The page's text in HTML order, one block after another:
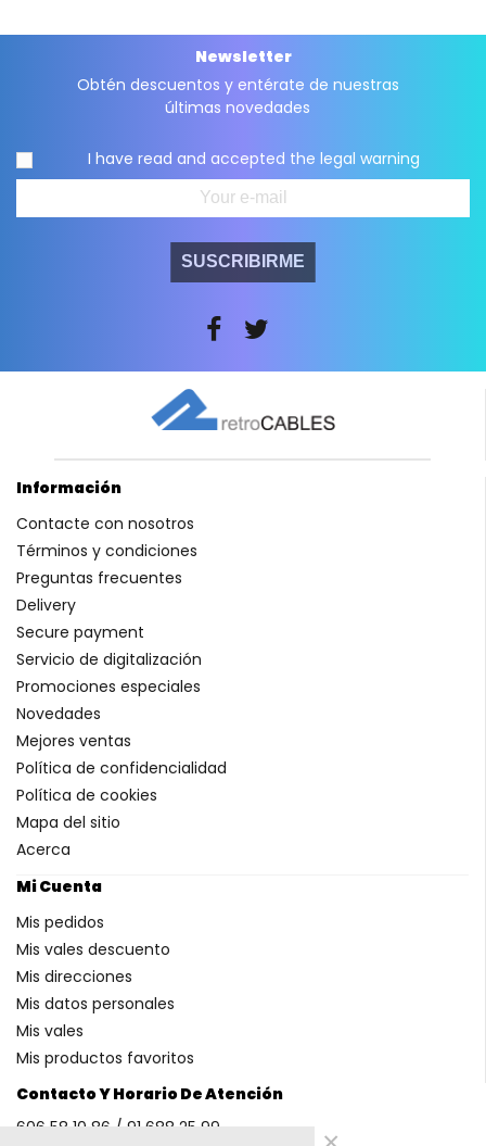
Newsletter
Obtén descuentos y entérate de nuestras
últimas novedades
I have read and accepted the legal warning
SUSCRIBIRME
Contacto Y Horario De Atención
606 58 10 86 / 91 688 25 99
Información
Contacte con nosotros
Términos y condiciones
Preguntas frecuentes
Delivery
Secure payment
Servicio de digitalización
Promociones especiales
Novedades
Mejores ventas
Política de confidencialidad
Política de cookies
Mapa del sitio
Acerca
Mi Cuenta
Mis pedidos
Mis vales descuento
Mis direcciones
Mis datos personales
Mis vales
Mis productos favoritos